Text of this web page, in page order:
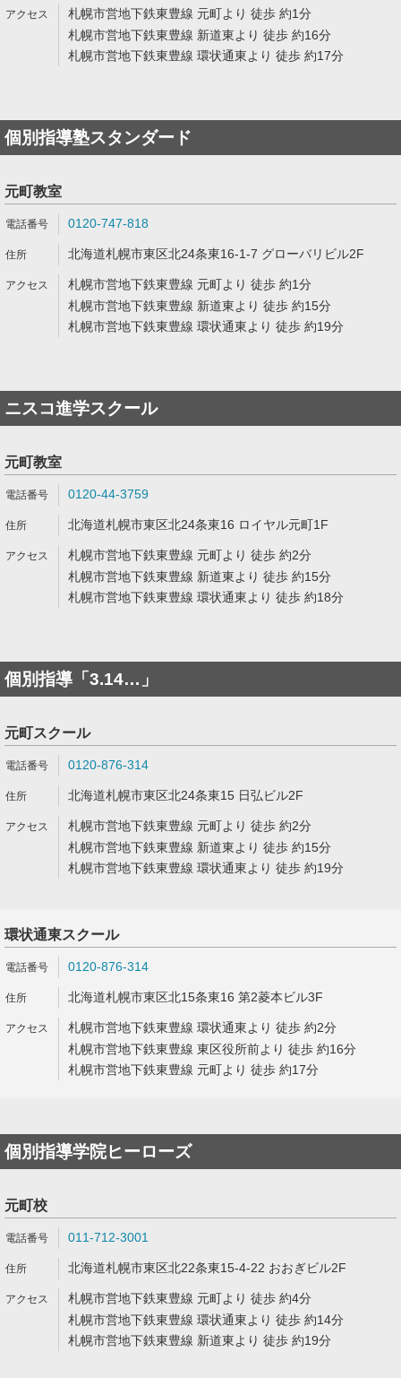
札幌市営地下鉄東豊線 元町より 徒歩 約1分
札幌市営地下鉄東豊線 新道東より 徒歩 約16分
札幌市営地下鉄東豊線 環状通東より 徒歩 約17分
個別指導塾スタンダード
元町教室
0120-747-818
北海道札幌市東区北24条東16-1-7 グローバリビル2F
札幌市営地下鉄東豊線 元町より 徒歩 約1分
札幌市営地下鉄東豊線 新道東より 徒歩 約15分
札幌市営地下鉄東豊線 環状通東より 徒歩 約19分
ニスコ進学スクール
元町教室
0120-44-3759
北海道札幌市東区北24条東16 ロイヤル元町1F
札幌市営地下鉄東豊線 元町より 徒歩 約2分
札幌市営地下鉄東豊線 新道東より 徒歩 約15分
札幌市営地下鉄東豊線 環状通東より 徒歩 約18分
個別指導「3.14…」
元町スクール
0120-876-314
北海道札幌市東区北24条東15 日弘ビル2F
札幌市営地下鉄東豊線 元町より 徒歩 約2分
札幌市営地下鉄東豊線 新道東より 徒歩 約15分
札幌市営地下鉄東豊線 環状通東より 徒歩 約19分
環状通東スクール
0120-876-314
北海道札幌市東区北15条東16 第2菱本ビル3F
札幌市営地下鉄東豊線 環状通東より 徒歩 約2分
札幌市営地下鉄東豊線 東区役所前より 徒歩 約16分
札幌市営地下鉄東豊線 元町より 徒歩 約17分
個別指導学院ヒーローズ
元町校
011-712-3001
北海道札幌市東区北22条東15-4-22 おおぎビル2F
札幌市営地下鉄東豊線 元町より 徒歩 約4分
札幌市営地下鉄東豊線 環状通東より 徒歩 約14分
札幌市営地下鉄東豊線 新道東より 徒歩 約19分